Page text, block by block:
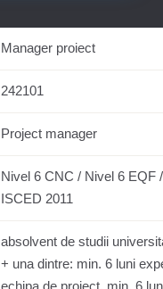
Manager proiect
242101
Project manager
Nivel 6 CNC / Nivel 6 EQF
ISCED 2011
absolvent de studii
+ una dintre: min. 6 luni